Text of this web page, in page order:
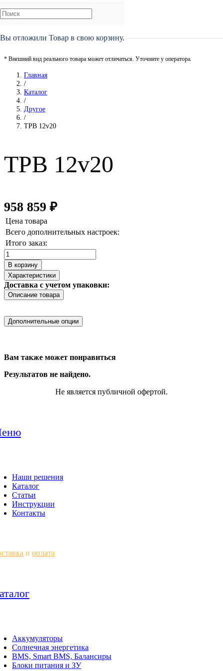
Вы отложили Товар в свою корзину.
* Внешний вид реального товара может отличаться. Уточните у оператора.
Главная
/
Каталог
/
Другое
/
TPB 12v20
TPB 12v20
958 859 ₽
Цена товара
Всего дополнительных настроек:
Итого заказ:
Количество
товара
TPB
12v20
В корзину
Характеристики
Доставка с учетом упаковки:
Описание товара
Дополнительные опции
Вам также может понравиться
Результатов не найдено.
Не является публичной офертой.
Наши решения
Каталог
Статьи
Инструкции
Контакты
и оплата
Аккумуляторы
Солнечная энергетика
BMS, Smart BMS, Балансиры
Блоки питания и ЗУ